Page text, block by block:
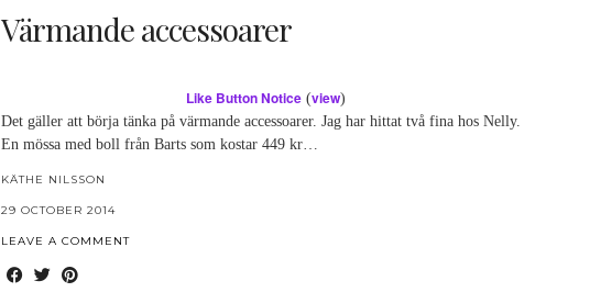
Värmande accessoarer
Like Button Notice (view)
Det gäller att börja tänka på värmande accessoarer. Jag har hittat två fina hos Nelly.
En mössa med boll från Barts som kostar 449 kr…
KÄTHE NILSSON
29 OCTOBER 2014
LEAVE A COMMENT